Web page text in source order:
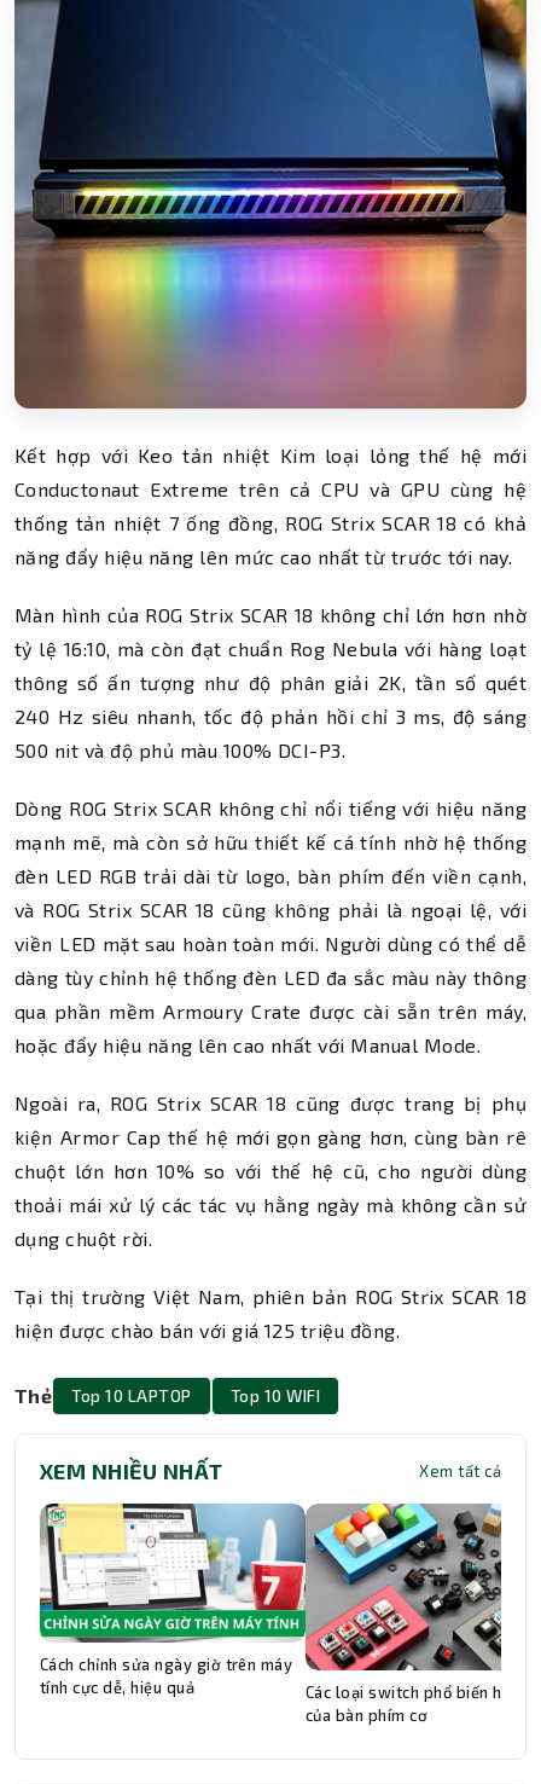
Kết hợp với Keo tản nhiệt Kim loại lỏng thế hệ mới
Conductonaut Extreme trên cả CPU và GPU cùng hệ
thống tản nhiệt 7 ống đồng, ROG Strix SCAR 18 có khả
năng đẩy hiệu năng lên mức cao nhất từ trước tới nay.
Màn hình của ROG Strix SCAR 18 không chỉ lớn hơn nhờ
tỷ lệ 16:10, mà còn đạt chuẩn Rog Nebula với hàng loạt
thông số ấn tượng như độ phân giải 2K, tần số quét
240 Hz siêu nhanh, tốc độ phản hồi chỉ 3 ms, độ sáng
500 nit và độ phủ màu 100% DCI-P3.
Dòng ROG Strix SCAR không chỉ nổi tiếng với hiệu năng
mạnh mẽ, mà còn sở hữu thiết kế cá tính nhờ hệ thống
đèn LED RGB trải dài từ logo, bàn phím đến viền cạnh,
và ROG Strix SCAR 18 cũng không phải là ngoại lệ, với
viền LED mặt sau hoàn toàn mới. Người dùng có thể dễ
dàng tùy chỉnh hệ thống đèn LED đa sắc màu này thông
qua phần mềm Armoury Crate được cài sẵn trên máy,
hoặc đẩy hiệu năng lên cao nhất với Manual Mode.
Ngoài ra, ROG Strix SCAR 18 cũng được trang bị phụ
kiện Armor Cap thế hệ mới gọn gàng hơn, cùng bàn rê
chuột lớn hơn 10% so với thế hệ cũ, cho người dùng
thoải mái xử lý các tác vụ hằng ngày mà không cần sử
dụng chuột rời.
Tại thị trường Việt Nam, phiên bản ROG Strix SCAR 18
hiện được chào bán với giá 125 triệu đồng.
Thẻ Top 10 LAPTOP Top 10 WIFI
XEM NHIỀU NHẤT Xem tất cả
Cách chỉnh sửa ngày giờ trên máy
tính cực dễ, hiệu quả
Các loại switch phổ biến hiện
của bàn phím cơ